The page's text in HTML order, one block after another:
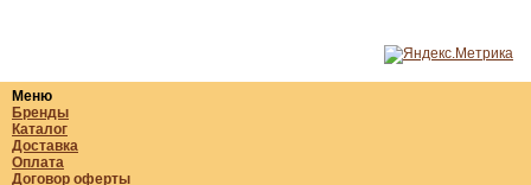
Меню
Бренды
Каталог
Доставка
Оплата
Договор оферты